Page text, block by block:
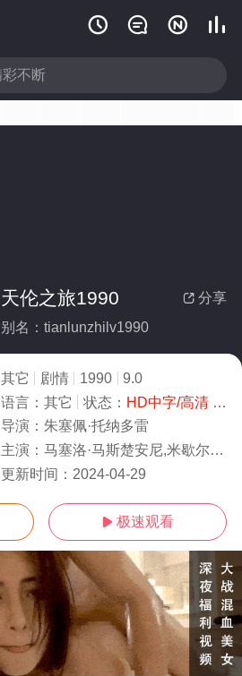
   
 分享
天伦之旅1990
别名：tianlunzhilv1990
其它 剧情 1990
9.0
语言： 其它 状态： HD中字/高清- 免费在线观看
导演： 朱塞佩·托纳多雷
主演： 马塞洛·马斯楚安尼,米歇尔·摩根,瓦莱里亚·卡瓦利,马利诺·切纳,雅克·贝汉,Norma,Marte
更新时间： 2024-04-29
 极速观看